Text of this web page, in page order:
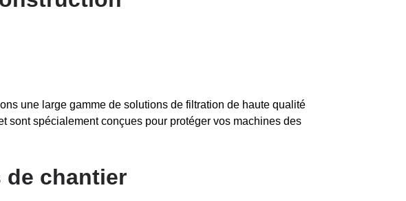
une large gamme de solutions de filtration de haute qualité
sont spécialement conçues pour protéger vos machines des
de chantier